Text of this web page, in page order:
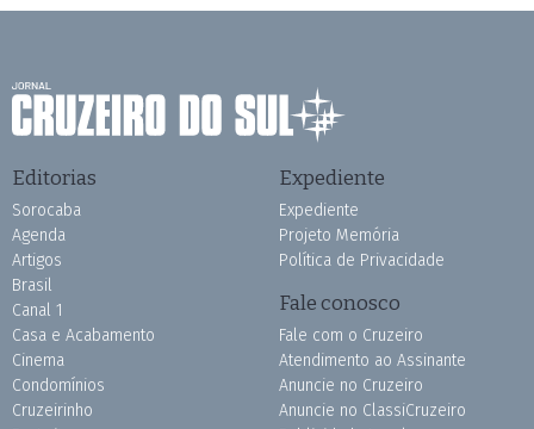
Editorias
Sorocaba
Agenda
Artigos
Brasil
Canal 1
Casa e Acabamento
Cinema
Condomínios
Cruzeirinho
Expediente
Expediente
Projeto Memória
Política de Privacidade
Fale conosco
Fale com o Cruzeiro
Atendimento ao Assinante
Anuncie no Cruzeiro
Anuncie no ClassiCruzeiro